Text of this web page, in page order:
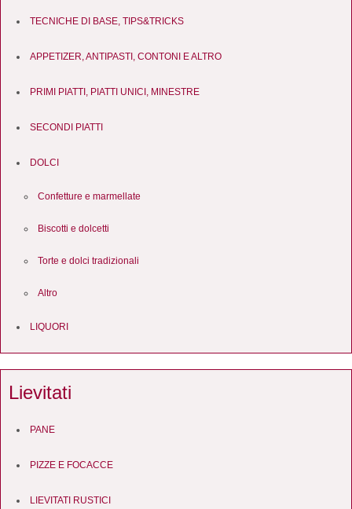
TECNICHE DI BASE, TIPS&TRICKS
APPETIZER, ANTIPASTI, CONTONI E ALTRO
PRIMI PIATTI, PIATTI UNICI, MINESTRE
SECONDI PIATTI
DOLCI
Confetture e marmellate
Biscotti e dolcetti
Torte e dolci tradizionali
Altro
LIQUORI
Lievitati
PANE
PIZZE E FOCACCE
LIEVITATI RUSTICI